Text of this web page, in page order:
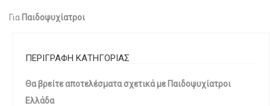
Για Παιδοψυχίατροι
ΠΕΡΙΓΡΑΦΗ ΚΑΤΗΓΟΡΙΑΣ
Θα βρείτε αποτελέσματα σχετικά με Παιδοψυχίατροι
Ελλάδα